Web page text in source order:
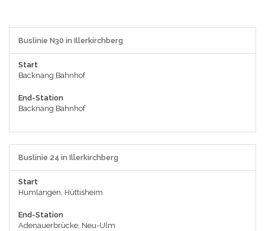
Buslinie N30 in Illerkirchberg
Start
Backnang Bahnhof
End-Station
Backnang Bahnhof
Buslinie 24 in Illerkirchberg
Start
Humlangen, Hüttisheim
End-Station
Adenauerbrücke, Neu-Ulm